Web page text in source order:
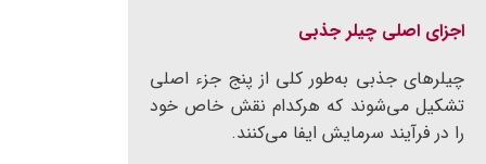
اجزای اصلی چیلر جذبی
چیلرهای جذبی به‌طور کلی از پنج جزء اصلی
تشکیل می‌شوند که هرکدام نقش خاص خود
را در فرآیند سرمایش ایفا می‌کنند.